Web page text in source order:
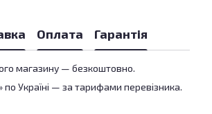
Оплата Гарантія
магазину — безкоштовно.
Україні — за тарифами перевізника.